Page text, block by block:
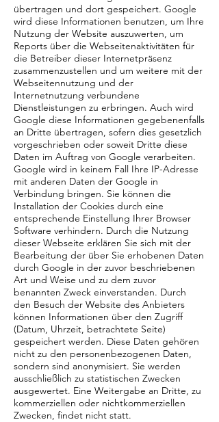
übertragen und dort gespeichert. Google
wird diese Informationen benutzen, um Ihre
Nutzung der Website auszuwerten, um
Reports über die Webseitenaktivitäten für
die Betreiber dieser Internetpräsenz
zusammenzustellen und um weitere mit der
Webseitennutzung und der
Internetnutzung verbundene
Dienstleistungen zu erbringen. Auch wird
Google diese Informationen gegebenenfalls
an Dritte übertragen, sofern dies gesetzlich
vorgeschrieben oder soweit Dritte diese
Daten im Auftrag von Google verarbeiten.
Google wird in keinem Fall Ihre IP-Adresse
mit anderen Daten der Google in
Verbindung bringen. Sie können die
Installation der Cookies durch eine
entsprechende Einstellung Ihrer Browser
Software verhindern. Durch die Nutzung
dieser Webseite erklären Sie sich mit der
Bearbeitung der über Sie erhobenen Daten
durch Google in der zuvor beschriebenen
Art und Weise und zu dem zuvor
benannten Zweck einverstanden. Durch
den Besuch der Website des Anbieters
können Informationen über den Zugriff
(Datum, Uhrzeit, betrachtete Seite)
gespeichert werden. Diese Daten gehören
nicht zu den personenbezogenen Daten,
sondern sind anonymisiert. Sie werden
ausschließlich zu statistischen Zwecken
ausgewertet. Eine Weitergabe an Dritte, zu
kommerziellen oder nichtkommerziellen
Zwecken, findet nicht statt.